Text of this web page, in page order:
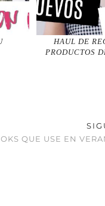
HAUL DE
PRODUCTOS
QUE USE EN